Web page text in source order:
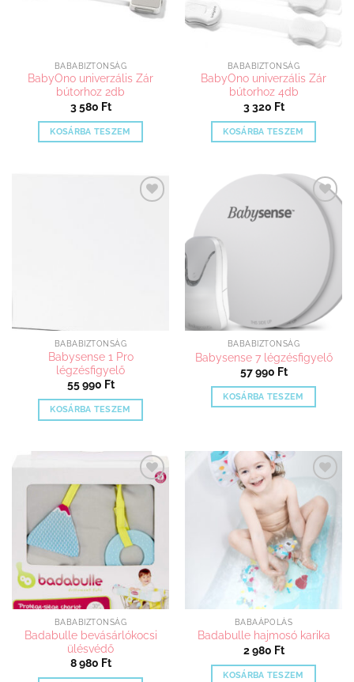
BABABIZTONSÁG
BabyOno univerzális Zár
bútorhoz 2db
3 580 Ft
KOSÁRBA TESZEM
BABABIZTONSÁG
BabyOno univerzális Zár
bútorhoz 4db
3 320 Ft
KOSÁRBA TESZEM
BABABIZTONSÁG
Babysense 1 Pro
légzésfigyelő
55 990 Ft
KOSÁRBA TESZEM
Kedvenceimhez
BABABIZTONSÁG
Babysense 7 légzésfigyelő
57 990 Ft
KOSÁRBA TESZEM
Kedvenceimhez
adom
BABABIZTONSÁG
Badabulle bevásárlókocsi
ülésvédő
8 980 Ft
Kedvenceimhez
adom
BABAÁPOLÁS
Badabulle hajmosó karika
2 980 Ft
KOSÁRBA TESZEM